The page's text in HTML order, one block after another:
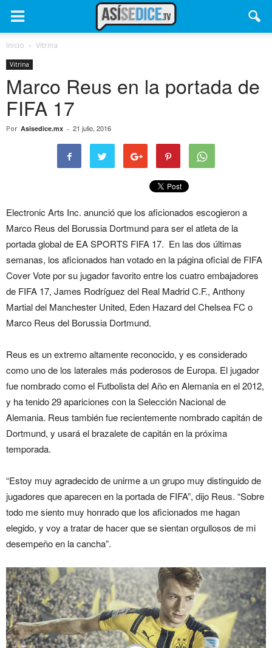
Inicio Vitrina
Vitrina
Marco Reus en la portada de
FIFA 17
Por Asisedice.mx - 21 julio, 2016
Electronic Arts Inc. anunció que los aficionados escogieron a
Marco Reus del Borussia Dortmund para ser el atleta de la
portada global de EA SPORTS FIFA 17. En las dos últimas
semanas, los aficionados han votado en la página oficial de FIFA
Cover Vote por su jugador favorito entre los cuatro embajadores
de FIFA 17, James Rodríguez del Real Madrid C.F., Anthony
Martial del Manchester United, Eden Hazard del Chelsea FC o
Marco Reus del Borussia Dortmund.
Reus es un extremo altamente reconocido, y es considerado
como uno de los laterales más poderosos de Europa. El jugador
fue nombrado como el Futbolista del Año en Alemania en el 2012,
y ha tenido 29 apariciones con la Selección Nacional de
Alemania. Reus también fue recientemente nombrado capitán de
Dortmund, y usará el brazalete de capitán en la próxima
temporada.
“Estoy muy agradecido de unirme a un grupo muy distinguido de
jugadores que aparecen en la portada de FIFA”, dijo Reus. “Sobre
todo me siento muy honrado que los aficionados me hagan
elegido, y voy a tratar de hacer que se sientan orgullosos de mi
desempeño en la cancha”.